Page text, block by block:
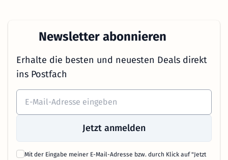
Newsletter abonnieren
Erhalte die besten und neuesten Deals direkt
ins Postfach
Jetzt anmelden
Mit der Eingabe meiner E-Mail-Adresse bzw. durch Klick auf "Jetzt